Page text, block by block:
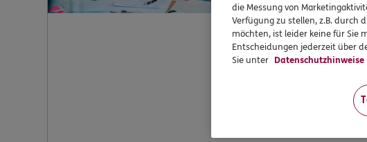
Möchten Sie dabei
mit bei unserer
die Messung von
Verfügung zu stellen, z.B. durch
möchten, ist leider keine für Sie
Entscheidungen jederzeit über
Sie unter Datenschutzhinweise